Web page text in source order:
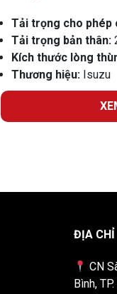
Tải trọng cho phép
Tải trọng bản thân:
Kích thước lòng
Thương hiệu:Isuzu
ĐỊA CHỈ
CN
Bình,